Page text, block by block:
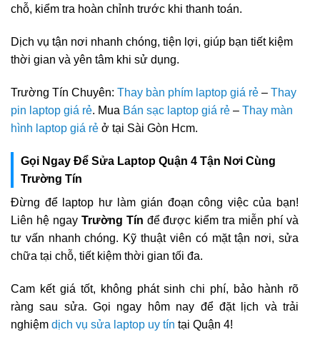
chỗ, kiểm tra hoàn chỉnh trước khi thanh toán.
Dịch vụ tận nơi nhanh chóng, tiện lợi, giúp bạn tiết kiệm
thời gian và yên tâm khi sử dụng.
Trường Tín Chuyên: Thay bàn phím laptop giá rẻ – Thay
pin laptop giá rẻ. Mua Bán sạc laptop giá rẻ – Thay màn
hình laptop giá rẻ ở tại Sài Gòn Hcm.
Gọi Ngay Để Sửa Laptop Quận 4 Tận Nơi Cùng
Trường Tín
Đừng để laptop hư làm gián đoạn công việc của bạn!
Liên hệ ngayTrường Tín để được kiểm tra miễn phí và
tư vấn nhanh chóng. Kỹ thuật viên có mặt tận nơi, sửa
chữa tại chỗ, tiết kiệm thời gian tối đa.
Cam kết giá tốt, không phát sinh chi phí, bảo hành rõ
ràng sau sửa. Gọi ngay hôm nay để đặt lịch và trải
nghiệm dịch vụ sửa laptop uy tín tại Quận 4!